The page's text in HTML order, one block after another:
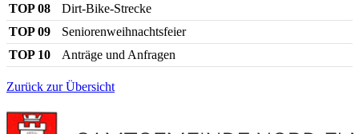
TOP 08
Dirt-Bike-Strecke
TOP 09
Seniorenweihnachtsfeier
TOP 10
Anträge und Anfragen
Zurück zur Übersicht